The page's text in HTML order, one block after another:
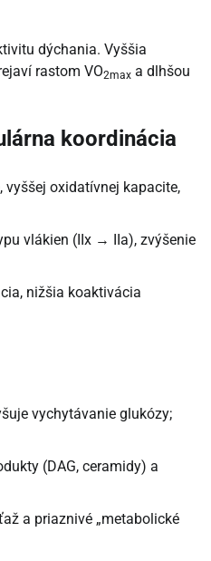
dýchania. Vyššia
rastom VO2max a dlhšou
koordinácia
vyššej oxidatívnej kapacite,
vlákien (IIx → IIa), zvýšenie
nižšia koaktivácia
vychytávanie glukózy;
(DAG, ceramidy) a
a priaznivé „metabolické